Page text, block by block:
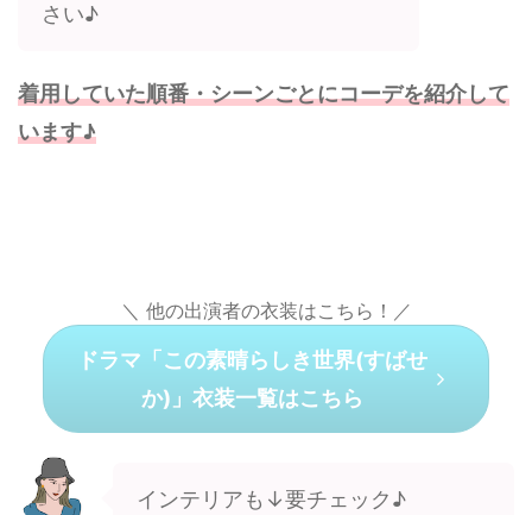
さい♪
着用していた順番・シーンごとにコーデを紹介して
います♪
＼ 他の出演者の衣装はこちら！／
ドラマ「この素晴らしき世界(すばせ
か)」衣装一覧はこちら
インテリアも↓要チェック♪